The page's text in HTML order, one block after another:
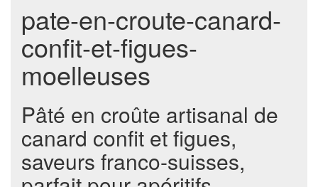
pate-en-croute-canard-
confit-et-figues-
moelleuses
Pâté en croûte artisanal de
canard confit et figues,
saveurs franco-suisses,